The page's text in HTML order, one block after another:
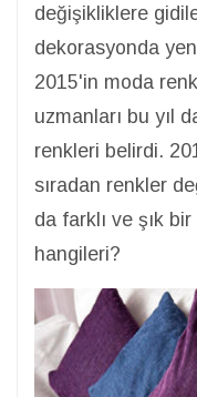
değişikliklere
dekorasyonda
2015'in moda
uzmanları bu yıl
renkleri belirdi.
sıradan renkler
da farklı ve şık
hangileri?